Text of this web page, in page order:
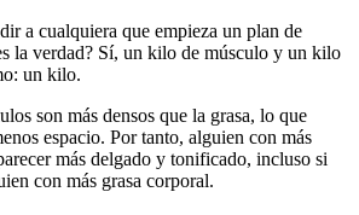
a cualquiera que empieza un plan de
la verdad? Sí, un kilo de músculo y un kilo
un kilo.
son más densos que la grasa, lo que
espacio. Por tanto, alguien con más
más delgado y tonificado, incluso si
con más grasa corporal.